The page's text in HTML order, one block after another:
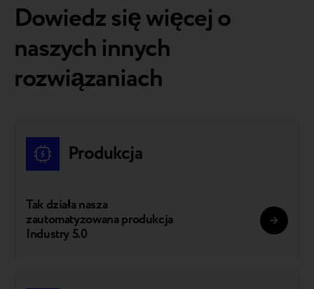
Dowiedz się więcej o
naszych innych
rozwiązaniach
Produkcja
Tak działa nasza
zautomatyzowana produkcja
Industry 5.0